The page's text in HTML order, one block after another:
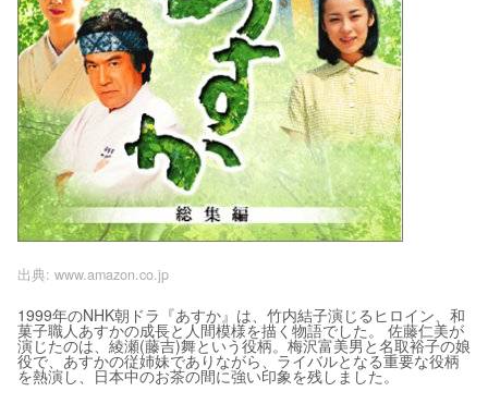
出典: www.amazon.co.jp
1999年のNHK朝ドラ『あすか』は、竹内結子演じるヒロイン、和
菓子職人あすかの成長と人間模様を描く物語でした。 佐藤仁美が
演じたのは、綾瀬(藤吉)舞という役柄。梅沢富美男と名取裕子の娘
役で、あすかの従姉妹でありながら、ライバルとなる重要な役柄
を熱演し、日本中のお茶の間に強い印象を残しました。